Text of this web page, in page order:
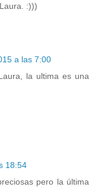
:)))
a las 7:00
la ultima es una
18:54
pero la última